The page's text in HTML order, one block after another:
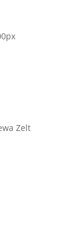
Zelt